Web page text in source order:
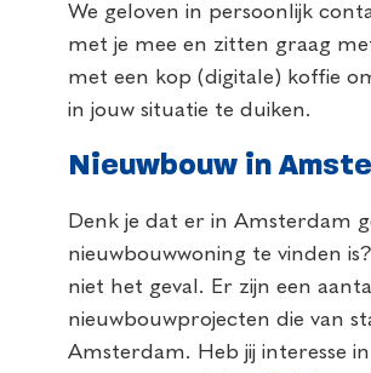
We geloven in persoonlijk
met je mee en zitten graag
met een kop (digitale) koffie
in jouw situatie te duiken.
Nieuwbouw in
Denk je dat er in Amsterdam
nieuwbouwwoning te vinden
niet het geval. Er zijn een
nieuwbouwprojecten die van
Amsterdam. Heb jij interesse